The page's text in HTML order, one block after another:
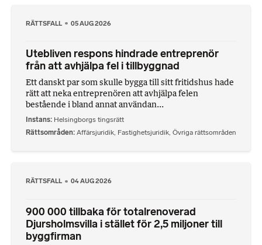
RÄTTSFALL 05 AUG 2026
Utebliven respons hindrade entreprenör
från att avhjälpa fel i tillbyggnad
Ett danskt par som skulle bygga till sitt fritidshus hade
rätt att neka entreprenören att avhjälpa felen
bestående i bland annat användan...
Instans Helsingborgs tingsrätt
Rättsområden Affärsjuridik, Fastighetsjuridik, Övriga rättsområden
RÄTTSFALL 04 AUG 2026
900 000 tillbaka för totalrenoverad
Djursholmsvilla i stället för 2,5 miljoner till
byggfirman